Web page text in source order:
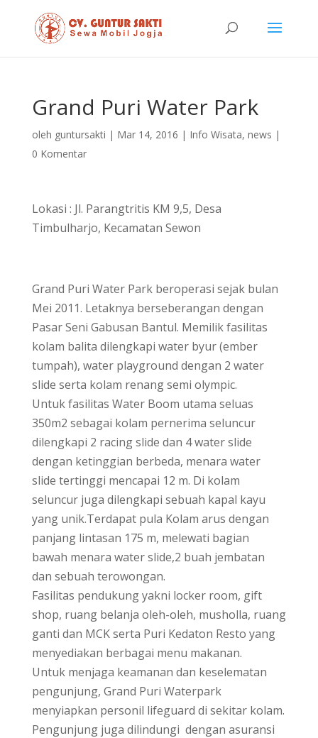
Grand Puri Water Park
oleh guntursakti | Mar 14, 2016 | Info Wisata, news |
0 Komentar
Lokasi : Jl. Parangtritis KM 9,5, Desa
Timbulharjo, Kecamatan Sewon
Grand Puri Water Park beroperasi sejak bulan
Mei 2011. Letaknya berseberangan dengan
Pasar Seni Gabusan Bantul. Memilik fasilitas
kolam balita dilengkapi water byur (ember
tumpah), water playground dengan 2 water
slide serta kolam renang semi olympic.
Untuk fasilitas Water Boom utama seluas
350m2 sebagai kolam pernerima seluncur
dilengkapi 2 racing slide dan 4 water slide
dengan ketinggian berbeda, menara water
slide tertinggi mencapai 12 m. Di kolam
seluncur juga dilengkapi sebuah kapal kayu
yang unik.Terdapat pula Kolam arus dengan
panjang lintasan 175 m, melewati bagian
bawah menara water slide,2 buah jembatan
dan sebuah terowongan.
Fasilitas pendukung yakni locker room, gift
shop, ruang belanja oleh-oleh, musholla, ruang
ganti dan MCK serta Puri Kedaton Resto yang
menyediakan berbagai menu makanan.
Untuk menjaga keamanan dan keselematan
pengunjung, Grand Puri Waterpark
menyiapkan personil lifeguard di sekitar kolam.
Pengunjung juga dilindungi dengan asuransi